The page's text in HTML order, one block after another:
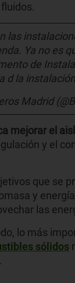
las
Ya no es
de
d la instalación
Madrid
mejorar el
y el
que se
y
las
lo más
sólidos